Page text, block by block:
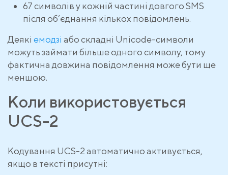
67 символів у кожній частині довгого SMS
після об’єднання кількох повідомлень.
Деякі емодзі або складні Unicode-символи
можуть займати більше одного символу, тому
фактична довжина повідомлення може бути ще
меншою.
Коли використовується
UCS-2
Кодування UCS-2 автоматично активується,
якщо в тексті присутні: